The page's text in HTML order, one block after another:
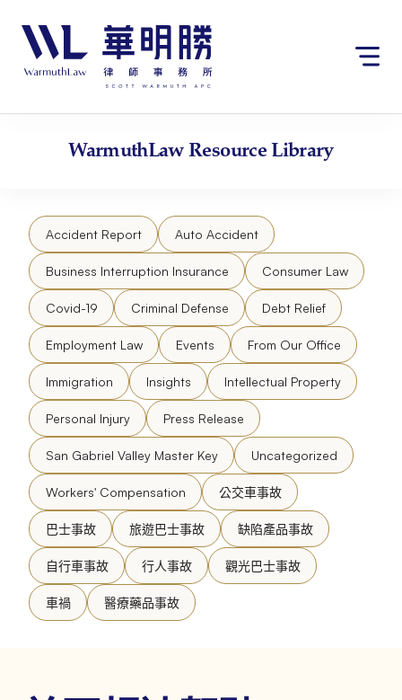
content
WarmuthLawResource Library
Accident Report Auto Accident
Business Interruption Insurance Consumer Law
Covid-19 Criminal Defense Debt Relief
Employment Law Events From Our Office
Immigration Insights Intellectual Property
Personal Injury Press Release
San Gabriel Valley Master Key Uncategorized
Workers' Compensation 公交車事故
巴士事故 旅遊巴士事故 缺陷產品事故
自行車事故 行人事故 觀光巴士事故
車禍 醫療藥品事故